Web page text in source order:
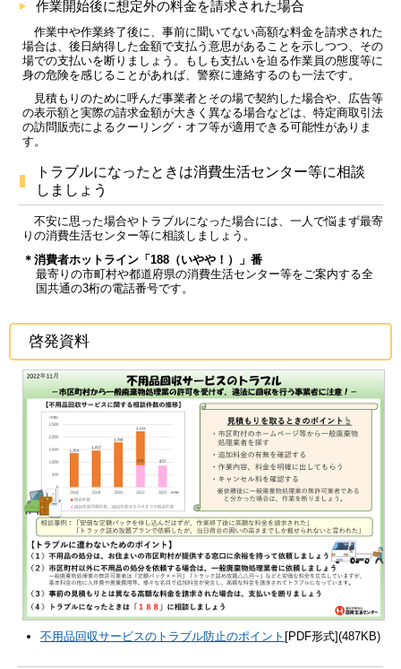
作業開始後に想定外の料金を請求された場合
作業中や作業終了後に、事前に聞いてない高額な料金を請求された
場合は、後日納得した金額で支払う意思があることを示しつつ、その
場での支払いを断りましょう。もしも支払いを迫る作業員の態度等に
身の危険を感じることがあれば、警察に連絡するのも一法です。
見積もりのために呼んだ事業者とその場で契約した場合や、広告等
の表示額と実際の請求金額が大きく異なる場合などは、特定商取引法
の訪問販売によるクーリング・オフ等が適用できる可能性がありま
す。
トラブルになったときは消費生活センター等に相談
しましょう
不安に思った場合やトラブルになった場合には、一人で悩まず最寄
りの消費生活センター等に相談しましょう。
＊消費者ホットライン「188（いやや！）」番
最寄りの市町村や都道府県の消費生活センター等をご案内する全
国共通の3桁の電話番号です。
啓発資料
不用品回収サービスのトラブル防止のポイント [PDF形式](487KB)